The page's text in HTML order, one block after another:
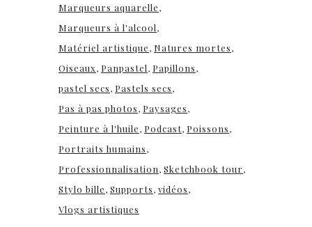
Marqueurs aquarelle
Marqueurs à l'alcool
Matériel artistique Natures mortes
Oiseaux Panpastel Papillons
pastel secs Pastels secs
Pas à pas photos Paysages
Peinture à l'huile Podcast Poissons
Portraits humains
Professionnalisation Sketchbook tour
Stylo bille Supports vidéos
Vlogs artistiques